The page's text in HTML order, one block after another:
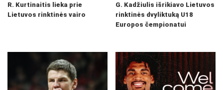
R. Kurtinaitis lieka prie
Lietuvos rinktinės vairo
G. Kadžiulis išrikiavo Lietuvos
rinktinės dvyliktuką U18
Europos čempionatui